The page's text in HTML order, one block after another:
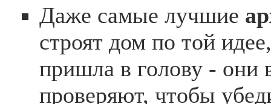
Даже самые лучшие
строят дом по той
пришла в голову - они
проверяют, чтобы